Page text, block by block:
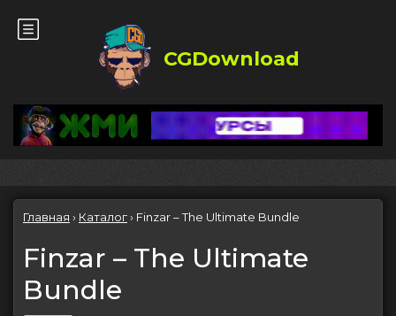
CGDownload
Главная › Каталог› Finzar – The Ultimate Bundle
Finzar – The Ultimate
Bundle